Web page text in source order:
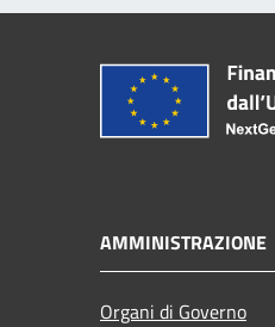
AMMINISTRAZIONE
Organi di Governo